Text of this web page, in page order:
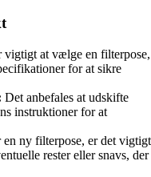
vigtigt at vælge en filterpose,
for at sikre
Det anbefales at udskifte
instruktioner for at
en ny filterpose, er det vigtigt
rester eller snavs, der